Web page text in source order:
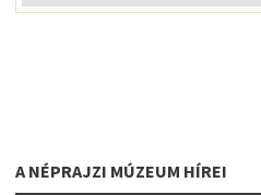
A NÉPRAJZI MÚZEUM HÍREI